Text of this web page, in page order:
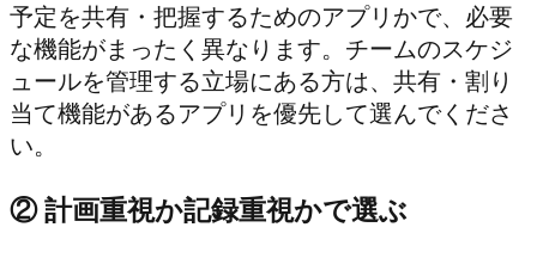
予定を共有・把握するためのアプリかで、必要
な機能がまったく異なります。チームのスケジ
ュールを管理する立場にある方は、共有・割り
当て機能があるアプリを優先して選んでくださ
い。
② 計画重視か記録重視かで選ぶ